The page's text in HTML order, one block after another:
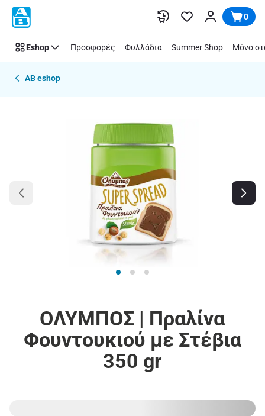
Παράλειψη 0
Eshop Προσφορές Φυλλάδια Summer Shop Μόνο
AB eshop
ΟΛΥΜΠΟΣ | Πραλίνα
Φουντουκιού με Στέβια
350 gr